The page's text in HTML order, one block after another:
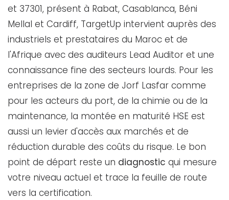
et 37301, présent à Rabat, Casablanca, Béni
Mellal et Cardiff, TargetUp intervient auprès des
industriels et prestataires du Maroc et de
l'Afrique avec des auditeurs Lead Auditor et une
connaissance fine des secteurs lourds. Pour les
entreprises de la zone de Jorf Lasfar comme
pour les acteurs du port, de la chimie ou de la
maintenance, la montée en maturité HSE est
aussi un levier d'accès aux marchés et de
réduction durable des coûts du risque. Le bon
point de départ reste un diagnostic qui mesure
votre niveau actuel et trace la feuille de route
vers la certification.